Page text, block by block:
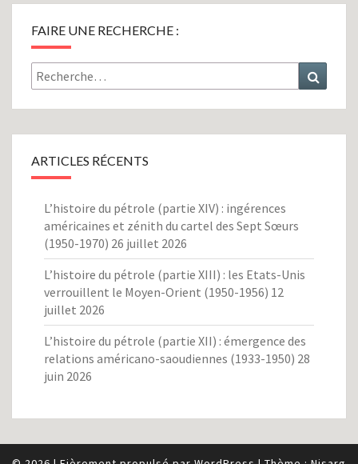
FAIRE UNE RECHERCHE :
Rechercher :
ARTICLES RÉCENTS
L’histoire du pétrole (partie XIV) : ingérences
américaines et zénith du cartel des Sept Sœurs
(1950-1970) 26 juillet 2026
L’histoire du pétrole (partie XIII) : les Etats-Unis
verrouillent le Moyen-Orient (1950-1956) 12
juillet 2026
L’histoire du pétrole (partie XII) : émergence des
relations américano-saoudiennes (1933-1950) 28
juin 2026